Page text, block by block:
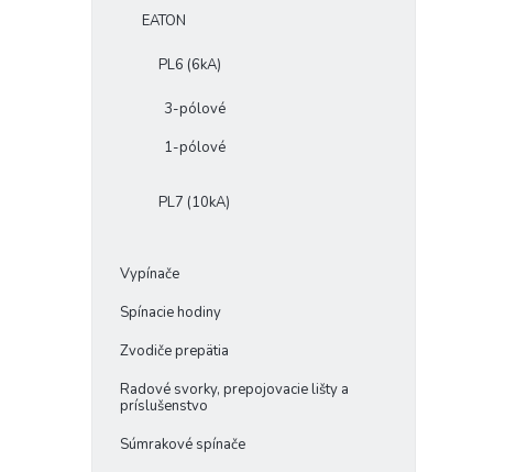
EATON
PL6 (6kA)
3-pólové
1-pólové
PL7 (10kA)
Vypínače
Spínacie hodiny
Zvodiče prepätia
Radové svorky, prepojovacie lišty a
príslušenstvo
Súmrakové spínače